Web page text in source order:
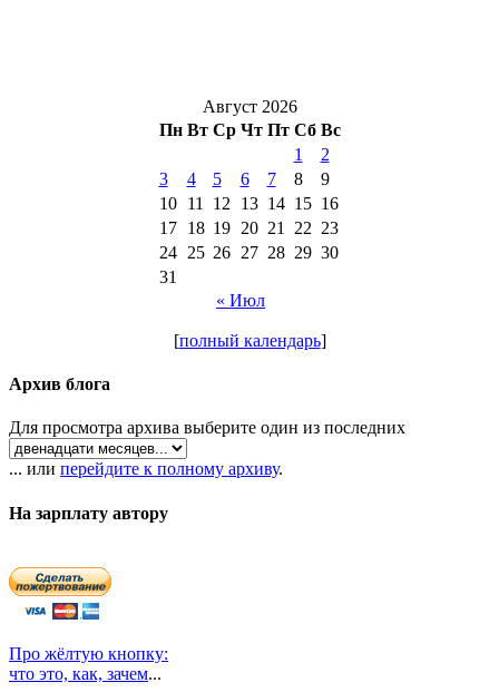
Август 2026
Пн Вт Ср Чт Пт Сб Вс
1
2
3
4 5 6 7 8
9
10
11 12 13 14 15 16
17
18 19 20 21 22 23
24
25 26 27 28 29 30
31
« Июл
[полный календарь]
Архив блога
Для просмотра архива выберите один из последних
... или перейдите к полному архиву.
На зарплату автору
Про жёлтую кнопку:
что это, как, зачем...